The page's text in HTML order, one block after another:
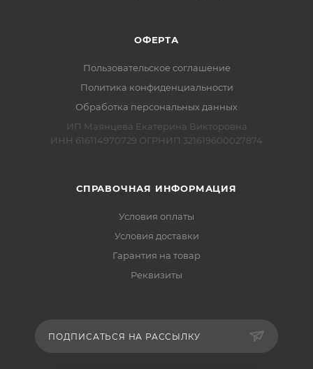
ОФЕРТА
Пользовательское соглашение
Политика конфиденциальности
Обработка персональных данных
ИП Маянцева Екатерина Викторовна
ИНН 616114970729 ОГРНИП 321619600027874
СПРАВОЧНАЯ ИНФОРМАЦИЯ
Условия оплаты
Условия доставки
Гарантия на товар
Реквизиты
ПОДПИСАТЬСЯ НА РАССЫЛКУ